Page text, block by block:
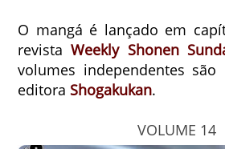
O mangá é lançado em
revistaWeekly Shonen
volumes independentes são
editora Shogakukan.
VOLUME 14